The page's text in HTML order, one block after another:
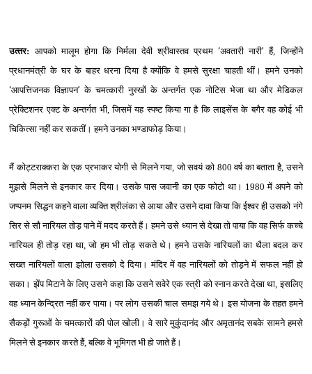
उत्‍तर: आपको मालूम होगा कि निर्मला देवी श्रीवास्‍तव प्रथम‘अवतारी नारी’ हैं, जिन्‍होंने
प्रधानमंत्री के घर के बाहर धरना दिया है क्‍योंकि वे हमसे सुरक्षा चाहती थीं। हमने उनको
‘आपत्तिजनक विज्ञापन’ के चमत्‍कारी नुस्‍खों के अन्‍तर्गत एक नोटिस भेजा था और मेडिकल
प्रेक्टिशनर एक्‍ट के अन्‍तर्गत भी, जिसमें यह स्‍पष्‍ट किया गा है कि लाइसेंस के बगैर वह कोई भी
चिकित्‍सा नहीं कर सकतीं। हमने उनका भण्‍डाफोड़ किया।
मैं कोट्टराक्करा के एक प्रभाकर योगी से मिलने गया, जो सवयं को 800 वर्ष का बताता है, उसने
मुझसे मिलने से इनकार कर दिया। उसके पास जवानी का एक फोटो था। 1980 में अपने को
जप्‍पनम सिद्धन कहने वाला व्‍यक्ति श्रीलंका से आया और उसने दावा किया कि ईश्‍वर ही उसको नंगे
सिर से सौ नारियल तोड़ पाने में मदद करते हैं। हमने उसे ध्‍यान से देखा तो पाया कि वह सिर्फ कच्‍चे
नारियल ही तोड़ रहा था, जो हम भी तोड़ सकते थे। हमने उसके नारियलों का थैला बदल कर
सख्‍त नारियलों वाला झोला उसको दे दिया। मंदिर में वह नारियलों को तोड़ने में सफल नहीं हो
सका। झेंप मिटाने के लिए उसने कहा कि उसने सवेरे एक स्‍त्री को स्‍नान करते देखा था, इसलिए
वह ध्‍यान केन्द्रित नहीं कर पाया। पर लोग उसकी चाल समझ गये थे। इस योजना के तहत हमने
सैकड़ों गुरूओं के चमत्‍कारों की पोल खोली। वे सारे मुकुंदानंद और अमृतानंद सबके सामने हमसे
मिलने से इनकार करते हैं, बल्कि वे भूमिगत भी हो जाते हैं।